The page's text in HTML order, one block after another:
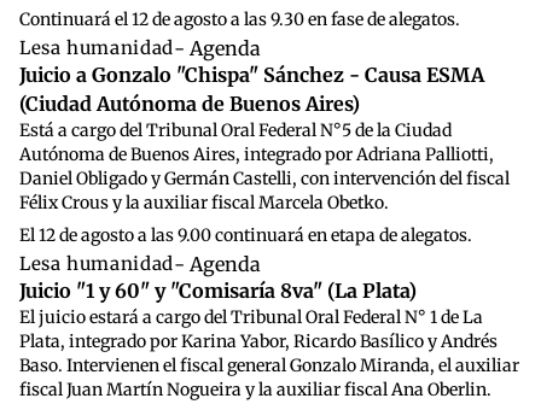
Continuará el 12 de agosto a las 9.30 en fase de alegatos.
Lesa humanidad- Agenda
Juicio a Gonzalo "Chispa" Sánchez - Causa ESMA
(Ciudad Autónoma de Buenos Aires)
Está a cargo del Tribunal Oral Federal N°5 de la Ciudad
Autónoma de Buenos Aires, integrado por Adriana Palliotti,
Daniel Obligado y Germán Castelli, con intervención del fiscal
Félix Crous y la auxiliar fiscal Marcela Obetko.
El 12 de agosto a las 9.00 continuará en etapa de alegatos.
Lesa humanidad- Agenda
Juicio "1 y 60" y "Comisaría 8va" (La Plata)
El juicio estará a cargo del Tribunal Oral Federal N° 1 de La
Plata, integrado por Karina Yabor, Ricardo Basílico y Andrés
Baso. Intervienen el fiscal general Gonzalo Miranda, el auxiliar
fiscal Juan Martín Nogueira y la auxiliar fiscal Ana Oberlin.